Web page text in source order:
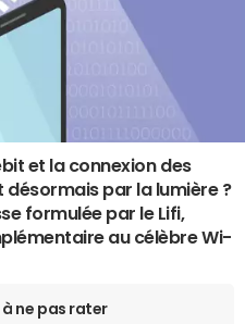
et la connexion des
par la lumière ?
formulée par le Lifi,
au célèbre Wi-
ne pas rater